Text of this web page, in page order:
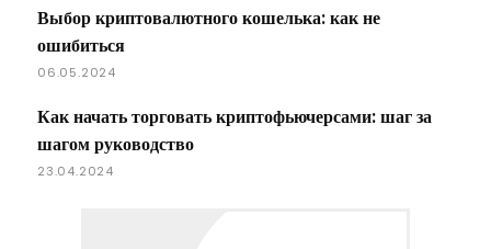
Выбор криптовалютного кошелька: как не
ошибиться
06.05.2024
Как начать торговать криптофьючерсами: шаг за
шагом руководство
23.04.2024